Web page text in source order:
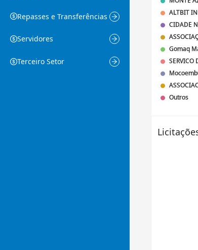
Repasses e Transferências
Servidores
Terceiro Setor